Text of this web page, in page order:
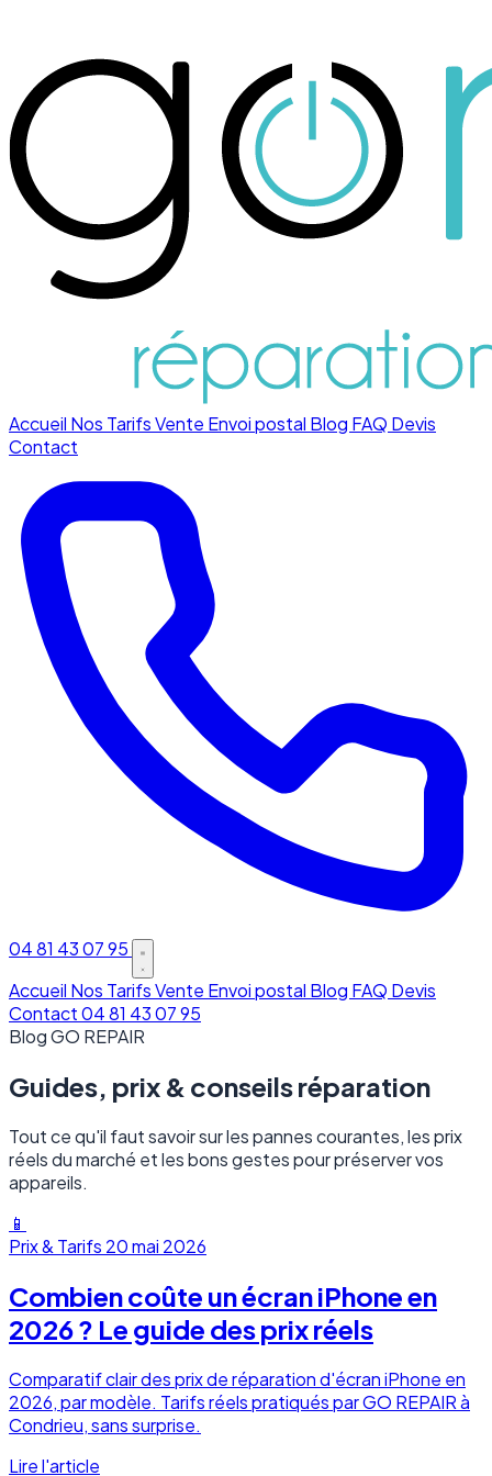
Accueil Nos TarifsVente Envoi postal Blog FAQ Devis
Contact
04 81 43 07 95
Accueil Nos TarifsVente Envoi postal Blog FAQ Devis
Contact04 81 43 07 95
Blog GO REPAIR
Guides, prix & conseilsréparation
Tout ce qu'il faut savoir sur les pannes courantes, les prix
réels du marché et les bons gestes pour préserver vos
appareils.
📱
Prix & Tarifs 20 mai 2026
Combien coûte un écran iPhone en
2026 ? Le guide des prix réels
Comparatif clair des prix de réparation d'écran iPhone en
2026, par modèle. Tarifs réels pratiqués par GO REPAIR à
Condrieu, sans surprise.
Lire l'article